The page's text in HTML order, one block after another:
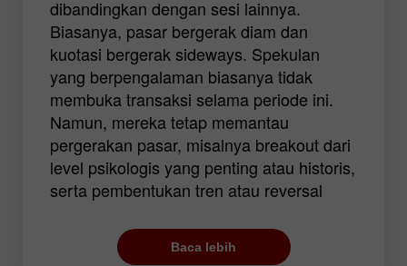
dibandingkan dengan sesi lainnya.
Biasanya, pasar bergerak diam dan
kuotasi bergerak sideways. Spekulan
yang berpengalaman biasanya tidak
membuka transaksi selama periode ini.
Namun, mereka tetap memantau
pergerakan pasar, misalnya breakout dari
level psikologis yang penting atau historis,
serta pembentukan tren atau reversal
Untuk pemula, sesi Pasifik adalah periode
Baca lebih